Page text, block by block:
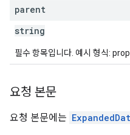
parent
string
필수 항목입니다. 예시 형식:
요청 본문
요청 본문에는